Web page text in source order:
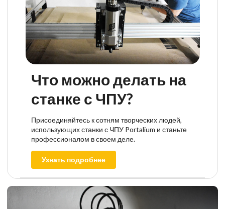
Что можно делать на
станке с ЧПУ?
Присоединяйтесь к сотням творческих людей,
использующих станки с ЧПУ Portalium и станьте
профессионалом в своем деле.
Узнать подробнее